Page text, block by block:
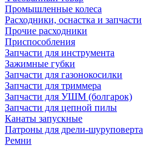
Промышленные колеса
Расходники, оснастка и запчасти
Прочие расходники
Приспособления
Запчасти для инструмента
Зажимные губки
Запчасти для газонокосилки
Запчасти для триммера
Запчасти для УШМ (болгарок)
Запчасти для цепной пилы
Канаты запускные
Патроны для дрели-шуруповерта
Ремни